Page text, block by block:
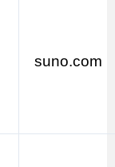
suno.com